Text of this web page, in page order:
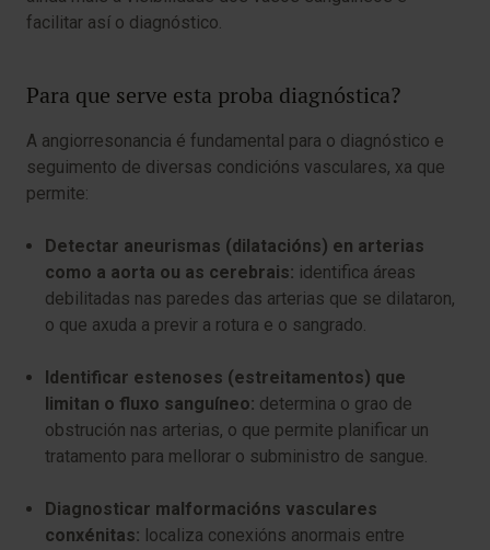
facilitar así o diagnóstico.
Para que serve esta proba diagnóstica?
A angiorresonancia é fundamental para o diagnóstico e
seguimento de diversas condicións vasculares, xa que
permite:
Detectar aneurismas (dilatacións) en arterias
como a aorta ou as cerebrais: identifica áreas
debilitadas nas paredes das arterias que se dilataron,
o que axuda a previr a rotura e o sangrado.
Identificar estenoses (estreitamentos) que
limitan o fluxo sanguíneo: determina o grao de
obstrución nas arterias, o que permite planificar un
tratamento para mellorar o subministro de sangue.
Diagnosticar malformacións vasculares
conxénitas: localiza conexións anormais entre